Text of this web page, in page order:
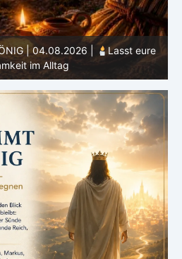
KÖNIG | 03.08.2026 |
Ein
im Inneren